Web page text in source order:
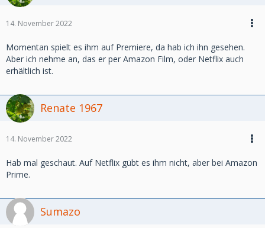
14. November 2022
Momentan spielt es ihm auf Premiere, da hab ich ihn gesehen.
Aber ich nehme an, das er per Amazon Film, oder Netflix auch
erhältlich ist.
Renate 1967
14. November 2022
Hab mal geschaut. Auf Netflix gübt es ihm nicht, aber bei Amazon
Prime.
Sumazo